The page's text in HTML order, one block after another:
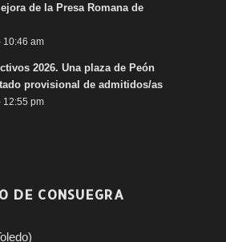
de la Presa Romana de
10:46 am
2026. Una plaza de Peón
provisional de admitidos/as
12:55 pm
DE CONSUEGRA